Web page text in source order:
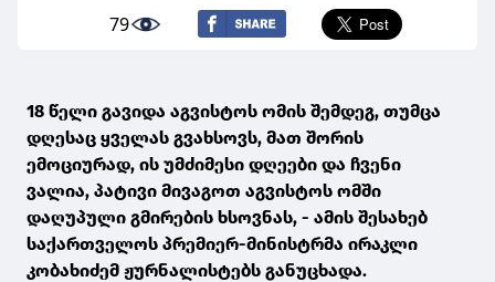
79
18 წელი გავიდა აგვისტოს ომის შემდეგ, თუმცა
დღესაც ყველას გვახსოვს, მათ შორის
ემოციურად, ის უმძიმესი დღეები და ჩვენი
ვალია, პატივი მივაგოთ აგვისტოს ომში
დაღუპული გმირების ხსოვნას, - ამის შესახებ
საქართველოს პრემიერ-მინისტრმა ირაკლი
კობახიძემ ჟურნალისტებს განუცხადა.